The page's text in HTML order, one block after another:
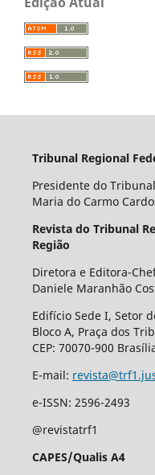
Tribunal Regional
Presidente do
Maria do Carmo
Revista do Tribunal
Região
Diretora e Editora-
Daniele Maranhão
Edifício Sede I, Setor
Bloco A, Praça dos
CEP: 70070-900
E-mail:
e-ISSN: 2596-2493
@revistatrf1
CAPES/Qualis A4